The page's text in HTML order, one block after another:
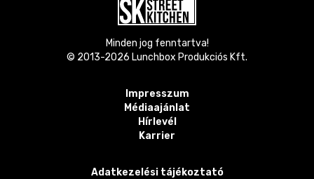
Minden jog fenntartva!
© 2013-2026 Lunchbox Produkciós Kft.
Impresszum
Médiaajánlat
Hírlevél
Karrier
Adatkezelési tájékoztató